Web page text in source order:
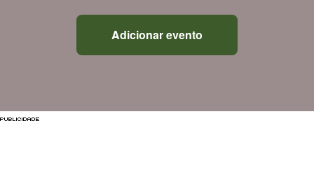
Adicionar evento